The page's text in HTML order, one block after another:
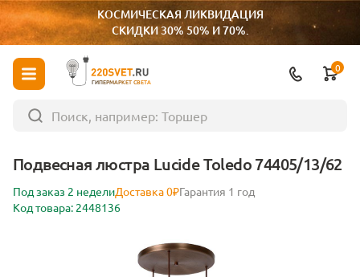
КОСМИЧЕСКАЯ ЛИКВИДАЦИЯ
СКИДКИ 30% 50% И 70%.
ГИПЕРМАРКЕТ СВЕТА
0
Подвесная люстра Lucide Toledo 74405/13/62
Под заказ 2 неделиДоставка 0₽Гарантия 1 год
Код товара: 2448136